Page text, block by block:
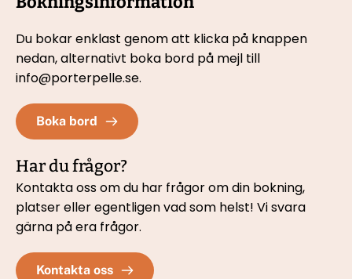
Du bokar enklast genom att klicka på knappen
nedan, alternativt boka bord på mejl till
info@porterpelle.se.
Boka bord
Har du frågor?
Kontakta oss om du har frågor om din bokning,
platser eller egentligen vad som helst! Vi svara
gärna på era frågor.
Kontakta oss